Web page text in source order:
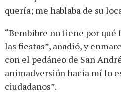
quería; me hablaba de su
“Bembibre no tiene por
las fiestas”, añadió, y
con el pedáneo de San
animadversión hacia mí lo
ciudadanos”.